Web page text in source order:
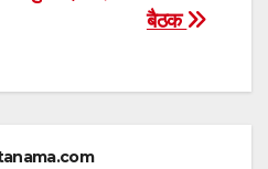
बैठक